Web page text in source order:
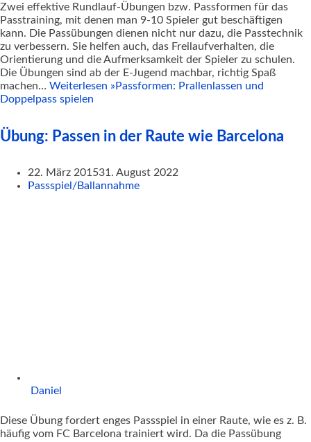
Zwei effektive Rundlauf-Übungen bzw. Passformen für das
Passtraining, mit denen man 9-10 Spieler gut beschäftigen
kann. Die Passübungen dienen nicht nur dazu, die Passtechnik
zu verbessern. Sie helfen auch, das Freilaufverhalten, die
Orientierung und die Aufmerksamkeit der Spieler zu schulen.
Die Übungen sind ab der E-Jugend machbar, richtig Spaß
machen… Weiterlesen » Passformen: Prallenlassen und
Doppelpass spielen
Übung: Passen in der Raute wie Barcelona
22. März 201531. August 2022
Passspiel/Ballannahme
Daniel
Diese Übung fordert enges Passspiel in einer Raute, wie es z. B.
häufig vom FC Barcelona trainiert wird. Da die Passübung